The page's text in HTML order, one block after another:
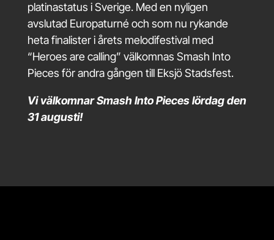
platinastatus i Sverige. Med en nyligen
avslutad Europaturné och som nu rykande
heta finalister i årets melodifestival med
“Heroes are calling” välkomnas Smash Into
Pieces för andra gången till Eksjö Stadsfest.
Vi välkomnar Smash Into Pieces lördag den
31 augusti!